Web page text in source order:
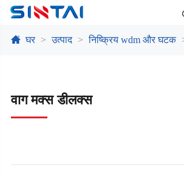
घर उत्पाद निष्क्रिय wdm और घटक
वाग मक्स डीलक्स